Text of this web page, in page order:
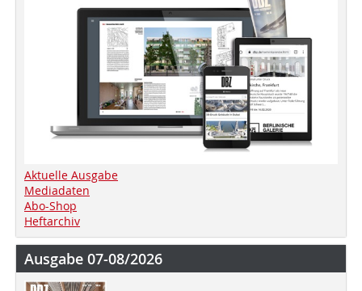
Aktuelle Ausgabe
Mediadaten
Abo-Shop
Heftarchiv
Ausgabe 07-08/2026